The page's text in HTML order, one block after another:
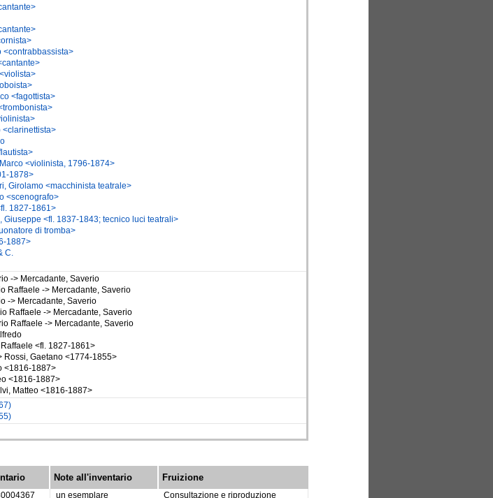
<contrabbassista>
<fagottista>
<clarinettista>
<violinista, 1796-1874>
1878>
Girolamo <macchinista teatrale>
<scenografo>
1827-1861>
Giuseppe <fl. 1837-1843; tecnico luci teatrali>
di tromba>
1887>
C.
-> Mercadante, Saverio
Raffaele -> Mercadante, Saverio
-> Mercadante, Saverio
Raffaele -> Mercadante, Saverio
Raffaele -> Mercadante, Saverio
<fl. 1827-1861>
Rossi, Gaetano <1774-1855>
<1816-1887>
<1816-1887>
Matteo <1816-1887>
Note all'inventario Fruizione
un esemplare Consultazione e riproduzione